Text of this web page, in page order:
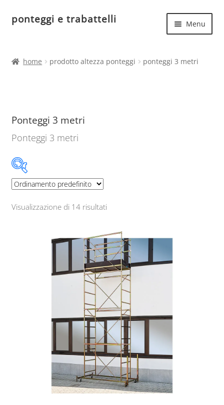
Vai
Vai
ponteggi e trabattelli Menu
il
Ponteggi uso hobbistico
home prodotto altezza ponteggi ponteggi 3 metri
Ponteggi 3 metri
Ponteggi 3 metri
2.85
200 Kg/m2(9)
Visualizzazione di 14 risultati